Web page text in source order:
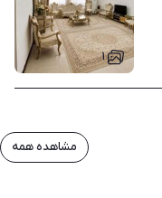
۱
مشاهده همه